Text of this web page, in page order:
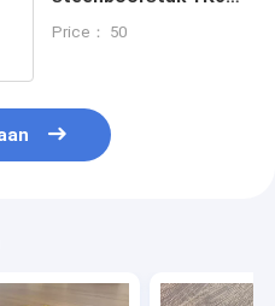
prestaties
Price： 50